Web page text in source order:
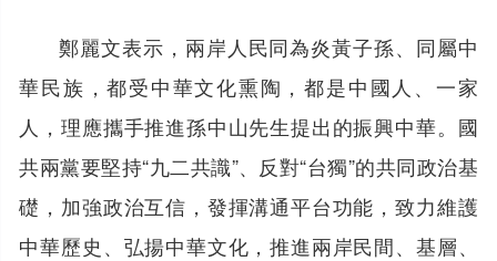
鄭麗文表示，兩岸人民同為炎黃子孫、同屬中
華民族，都受中華文化熏陶，都是中國人、一家
人，理應攜手推進孫中山先生提出的振興中華。國
共兩黨要堅持“九二共識”、反對“台獨”的共同政治基
礎，加強政治互信，發揮溝通平台功能，致力維護
中華歷史、弘揚中華文化，推進兩岸民間、基層、